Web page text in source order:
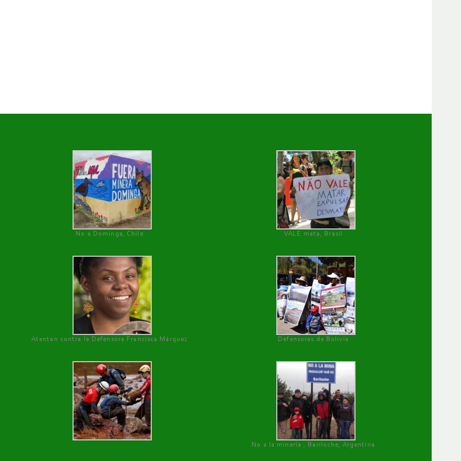
No a Dominga, Chile
VALE mata, Brasil
Atentan contra la Defensora Francisca Márquez Defensoras de Bolivia
No a la minería , Bariloche, Argentina